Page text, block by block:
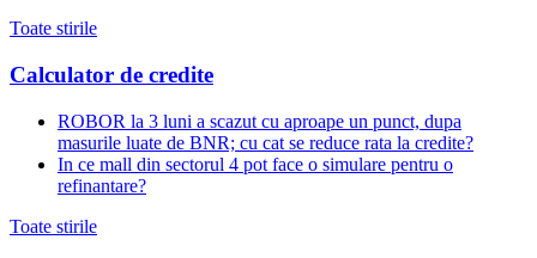
Toate stirile
Calculator de credite
ROBOR la 3 luni a scazut cu aproape un punct, dupa
masurile luate de BNR; cu cat se reduce rata la credite?
In ce mall din sectorul 4 pot face o simulare pentru o
refinantare?
Toate stirile